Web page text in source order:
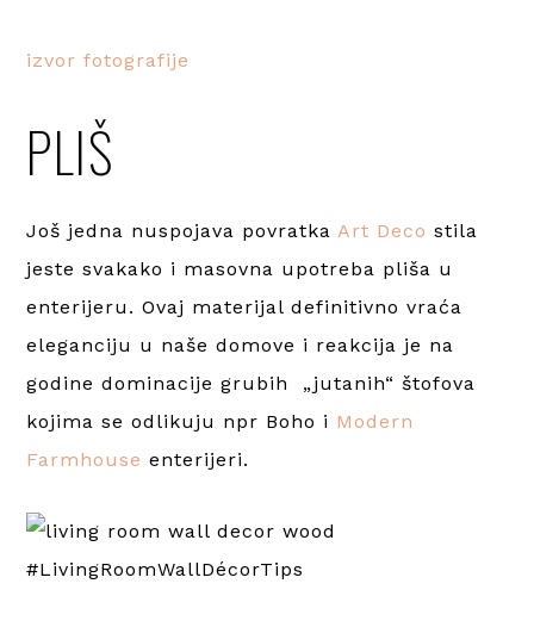
izvor fotografije
PLIŠ
Još jedna nuspojava povratkaArt Deco stila
jeste svakako i masovna upotreba pliša u
enterijeru. Ovaj materijal definitivno vraća
eleganciju u naše domove i reakcija je na
godine dominacije grubih „jutanih“ štofova
kojima se odlikuju npr Boho i Modern
Farmhouse enterijeri.